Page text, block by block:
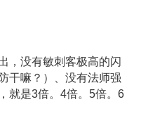
没有敏刺客极高的闪
干嘛？）、没有法师强
就是3倍。4倍。5倍。6